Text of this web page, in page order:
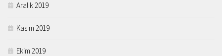
Aralık 2019
Kasım 2019
Ekim 2019